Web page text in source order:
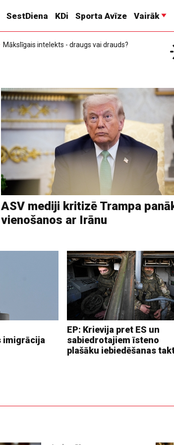
SestDiena KDi Sporta Avīze Vairāk
Mākslīgais intelekts - draugs vai drauds?
ASV mediji kritizē Trampa
vienošanos ar Irānu
imigrācija
EP: Krievija pret ES un
sabiedrotajiem īsteno
plašāku iebiedēšanas